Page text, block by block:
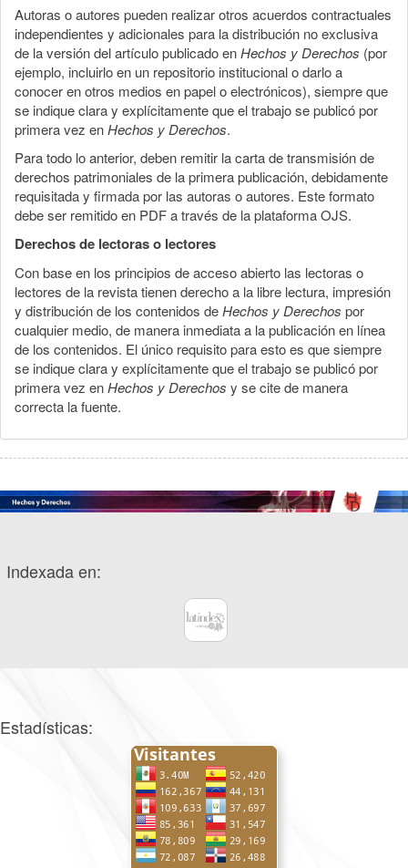
Autoras o autores pueden realizar otros acuerdos contractuales
independientes y adicionales para la distribución no exclusiva
de la versión del artículo publicado enHechos y Derechos (por
ejemplo, incluirlo en un repositorio institucional o darlo a
conocer en otros medios en papel o electrónicos), siempre que
se indique clara y explícitamente que el trabajo se publicó por
primera vez enHechos y Derechos.
Para todo lo anterior, deben remitir la carta de transmisión de
derechos patrimoniales de la primera publicación, debidamente
requisitada y firmada por las autoras o autores. Este formato
debe ser remitido en PDF a través de la plataforma OJS.
Derechos de lectoras o lectores
Con base en los principios de acceso abierto las lectoras o
lectores de la revista tienen derecho a la libre lectura, impresión
y distribución de los contenidos deHechos y Derechos por
cualquier medio, de manera inmediata a la publicación en línea
de los contenidos. El único requisito para esto es que siempre
se indique clara y explícitamente que el trabajo se publicó por
primera vez enHechos y Derechos y se cite de manera
correcta la fuente.
Indexada en:
Estadísticas: